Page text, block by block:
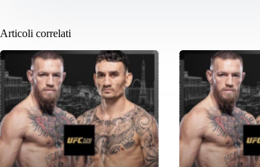
Articoli correlati